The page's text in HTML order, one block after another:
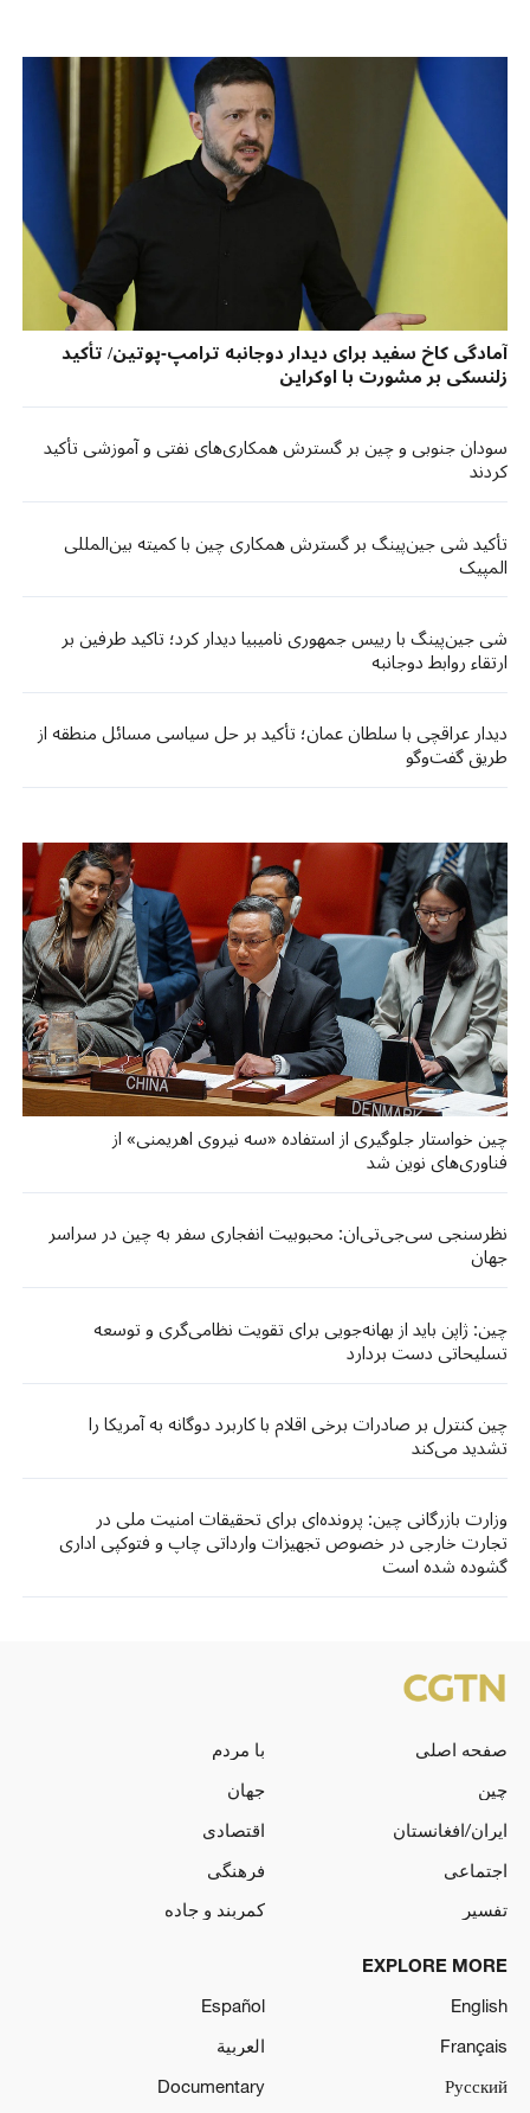
آمادگی کاخ سفید برای دیدار دوجانبه ترامپ-پوتین/ تأکید
زلنسکی بر مشورت با اوکراین
سودان جنوبی و چین بر گسترش همکاری‌های نفتی و آموزشی تأکید
کردند
تأکید شی جین‌پینگ بر گسترش همکاری چین با کمیته بین‌المللی
المپیک
شی جین‌پینگ با رییس جمهوری نامیبیا دیدار کرد؛ تاکید طرفین بر
ارتقاء روابط دوجانبه
دیدار عراقچی با سلطان عمان؛ تأکید بر حل سیاسی مسائل منطقه از
طریق گفت‌وگو
چین خواستار جلوگیری از استفاده «سه نیروی اهریمنی» از
فناوری‌های نوین شد
نظرسنجی سی‌جی‌تی‌ان: محبوبیت انفجاری سفر به چین در سراسر
جهان
چین: ژاپن باید از بهانه‌جویی برای تقویت نظامی‌گری و توسعه
تسلیحاتی دست بردارد
چین کنترل بر صادرات برخی اقلام با کاربرد دوگانه به آمریکا را
تشدید می‌کند
وزارت بازرگانی چین: پرونده‌ای برای تحقیقات امنیت ملی در
تجارت خارجی در خصوص تجهیزات وارداتی چاپ و فتوکپی اداری
گشوده شده است
صفحه اصلی
با مردم
چین
جهان
ایران/افغانستان
اقتصادی
اجتماعی
فرهنگی
تفسیر
کمربند و جاده
EXPLORE MORE
English
Español
Français
العربية
Русский
Documentary